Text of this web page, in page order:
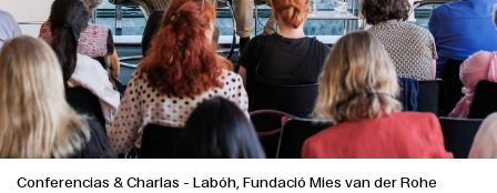
Conferencias & Charlas - Labóh, Fundació Mies van der Rohe